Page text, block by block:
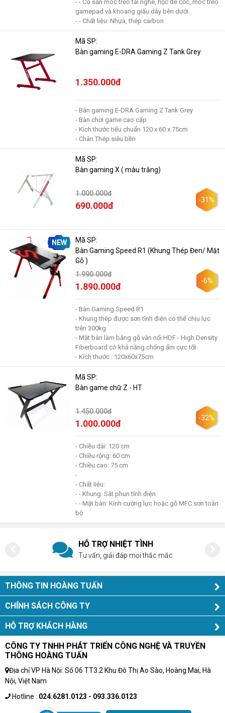
- - Có sẵn móc treo tai nghe, hộc để cốc, móc treo
gamepad và khoang giấu dây bên dưới.
- - Chất liệu: Nhựa, thép carbon
Mã SP:
Bàn gaming E-DRA Gaming Z Tank Grey
1.350.000đ
- Bàn gaming E-DRA Gaming Z Tank Grey
- Bàn chơi game cao cấp
- Kích thước tiểu chuẩn 120 x 60 x 75cm
- Chân Thép siêu bền
Mã SP:
Bàn gaming X ( màu trắng)
1.000.000đ
690.000đ
-31%
NEW
Mã SP:
Bàn Gaming Speed R1 (Khung Thép Đen/ Mặt
Gỗ )
1.990.000đ
1.890.000đ
-6%
- Bàn Gaming Speed R1
- Khung thép được sơn tĩnh điện có thể chịu lực
trên 300kg
- Mặt bàn làm bằng gỗ vân nổi HDF - High Density
Fiberboard có khả năng chống ẩm cực tốt
- Kích thước : 120x60x75cm
Mã SP:
Bàn game chữ Z - HT
1.450.000đ
1.000.000đ
-32%
- Chiều dài: 120 cm
- Chiều rộng: 60 cm
- Chiều cao: 75 cm
-
- Chất liệu:
- - Khung: Sắt phun tĩnh điện
- - Mặt bàn: Kính cường lực hoặc gỗ MFC sơn toàn
bộ
HỖ TRỢ NHIỆT TÌNH
Tư vấn, giải đáp mọi thắc mắc
THÔNG TIN HOÀNG TUẤN
CHÍNH SÁCH CÔNG TY
HỖ TRỢ KHÁCH HÀNG
CÔNG TY TNHH PHÁT TRIỂN CÔNG NGHỆ VÀ TRUYỀN
THÔNG HOÀNG TUẤN
Địa chỉ VP Hà Nội: Số 06 TT3.2 Khu Đô Thị Ao Sào, Hoàng Mai, Hà
Nội, Việt Nam
Hotline : 024.6281.0123 - 093.336.0123